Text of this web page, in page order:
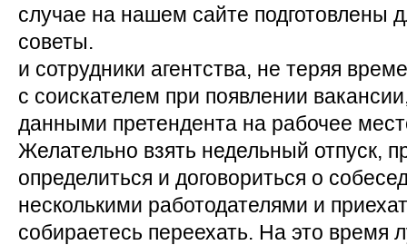
случае на нашем сайте подготовлены
советы.
и сотрудники агентства, не теряя
с соискателем при появлении
данными претендента на рабочее
Желательно взять недельный отпуск,
определиться и договориться о
несколькими работодателями и
собираетесь переехать. На это время